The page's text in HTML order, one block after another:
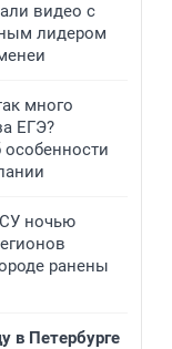
видео с
лидером
много
ЕГЭ?
ночью
ранены
в Петербурге